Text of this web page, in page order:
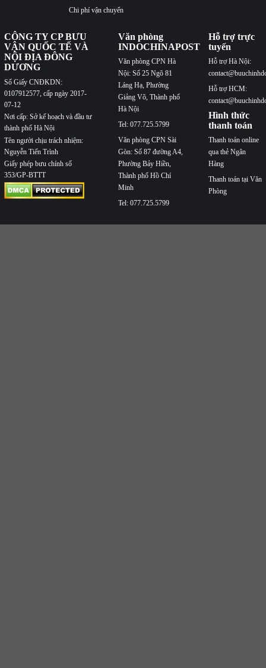
Chi phí vận chuyển
CÔNG TY CP BƯU
VẬN QUỐC TẾ VÀ
NỘI ĐỊA ĐÔNG
DƯƠNG
Số Giấy CNĐKDN:
0107912577, cấp ngày 2017-
07-12
Nơi cấp: Sở kế hoạch và đầu tư
thành phố Hà Nội
Tên người chịu trách nhiệm:
Nguyễn Tiến Trình
Giấy phép bưu chính số
353/GP-BTTT
Văn phòng
INDOCHINAPOST
Văn phòng CPN Hà
Nội: Số 25 Ngõ 81
Láng Hạ, Phường
Giảng Võ, Thành phố
Hà Nội
Tel: 077.725.5799
Văn phòng CPN Sài
Gòn: Số 87 đường A4,
Phường Bảy Hiền,
Thành phố Hồ Chí
Minh
Tel: 077.725.5799
Hỗ trợ trực
tuyến
Hỗ trợ Hà Nội:
Hỗ trợ HCM:
Hình thức
thanh toán
Thanh toán online
qua thẻ Ngân
Hàng
Thanh toán tại Văn
Phòng